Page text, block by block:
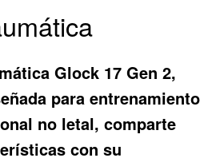
Glock 17 Gen 2,
para entrenamiento
no letal, comparte
con su